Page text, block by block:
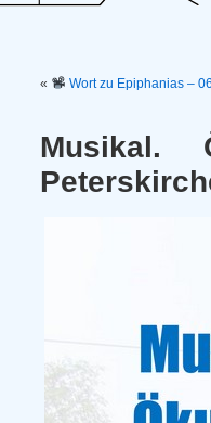
« Wort zu Epiphanias –
Musikal.